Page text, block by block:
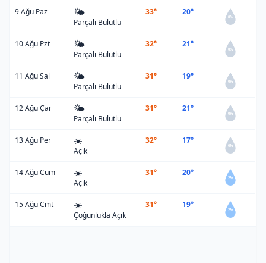
9 Ağu Paz 🌤️
Parçalı Bulutlu
33° 20°
0%
10 Ağu Pzt 🌤️
Parçalı Bulutlu
32° 21°
0%
11 Ağu Sal 🌤️
Parçalı Bulutlu
31° 19°
0%
12 Ağu Çar 🌤️
Parçalı Bulutlu
31° 21°
0%
13 Ağu Per ☀️
Açık
32° 17°
0%
14 Ağu Cum ☀️
Açık
31° 20°
2%
15 Ağu Cmt ☀️
Çoğunlukla Açık
31° 19°
2%